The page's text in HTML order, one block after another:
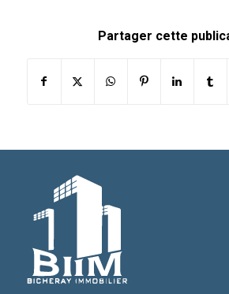
Partager cette